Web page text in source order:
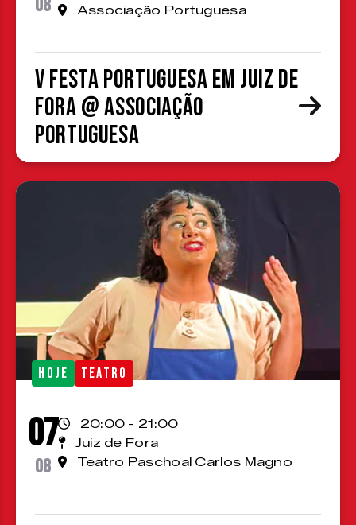
08 Associação Portuguesa
V Festa Portuguesa em Juiz de
Fora @ Associação
Portuguesa
HOJE TEATRO
07
08
20:00 - 21:00
Juiz de Fora
Teatro Paschoal Carlos Magno